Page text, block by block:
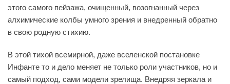
этого самого пейзажа, очищенный, возогнанный через
алхимические колбы умного зрения и внедренный обратно
в свою родную стихию.
В этой тихой всемирной, даже вселенской постановке
Инфанте то и дело меняет не только роли участников, но и
самый подход, сами модели зрелища. Внедряя зеркала и